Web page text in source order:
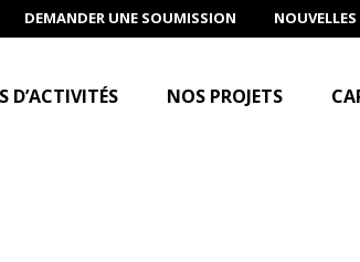
DEMANDER UNE SOUMISSION NOUVELLES
D’ACTIVITÉS NOS PROJETS